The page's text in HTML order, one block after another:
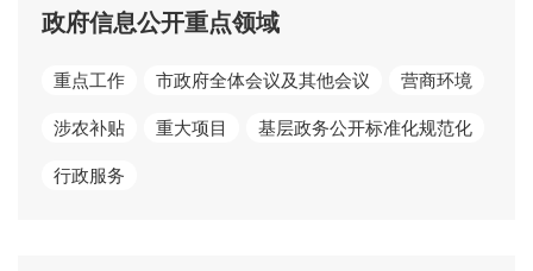
政府信息公开重点领域
重点工作 市政府全体会议及其他会议 营商环境
涉农补贴 重大项目 基层政务公开标准化规范化
行政服务